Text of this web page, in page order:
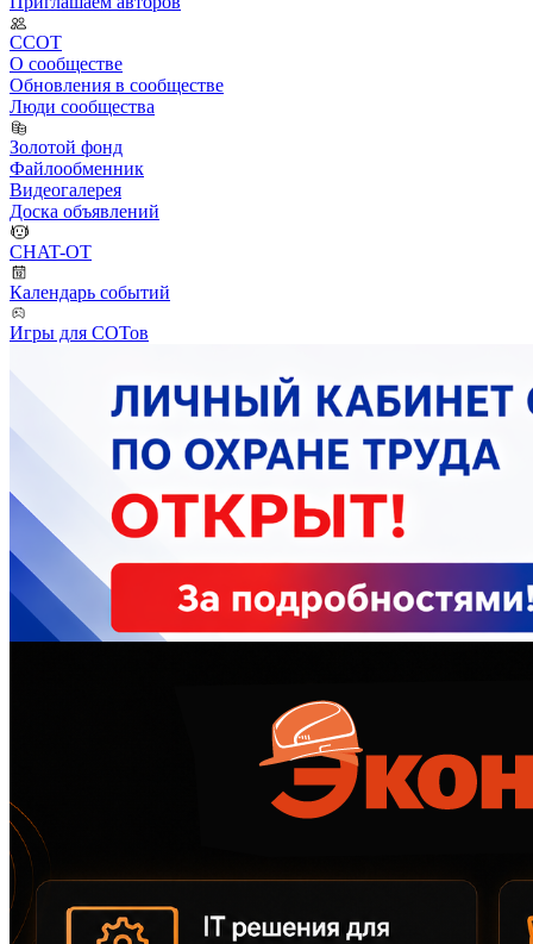
ССОТ
О сообществе
Обновления в сообществе
Люди сообщества
Золотой фонд
Файлообменник
Видеогалерея
Доска объявлений
CHAT-OT
Календарь событий
Игры для СОТов